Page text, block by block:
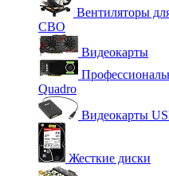
Вентиляторы
СВО
Видеокарты
Quadro
Видеокарты
Жесткие диски